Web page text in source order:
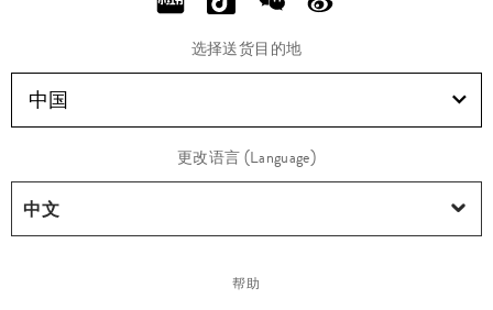
装
选择送货目的地
中国
更改语言 (Language)
帮助